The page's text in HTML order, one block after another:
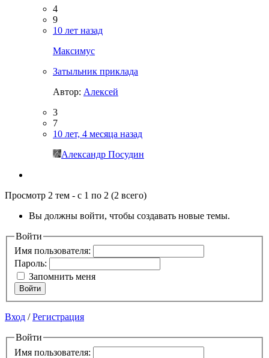
4
9
10 лет назад
Максимус
Затыльник приклада
Автор: Алексей
3
7
10 лет, 4 месяца назад
Александр Посудин
Просмотр 2 тем - с 1 по 2 (2 всего)
Вы должны войти, чтобы создавать новые темы.
Войти
Имя пользователя:
Пароль:
Запомнить меня
Войти
Вход /Регистрация
Войти
Имя пользователя: